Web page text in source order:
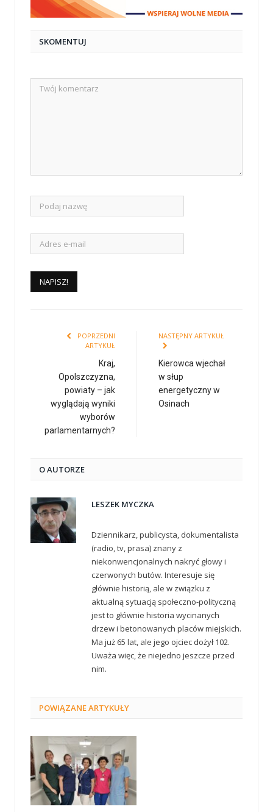
SKOMENTUJ
POPRZEDNI
ARTYKUŁ
Kraj,
Opolszczyzna,
powiaty – jak
wyglądają wyniki
wyborów
parlamentarnych?
NASTĘPNY ARTYKUŁ
Kierowca wjechał
w słup
energetyczny w
Osinach
O AUTORZE
LESZEK MYCZKA
Dziennikarz, publicysta, dokumentalista
(radio, tv, prasa) znany z
niekonwencjonalnych nakryć głowy i
czerwonych butów. Interesuje się
głównie historią, ale w związku z
aktualną sytuacją społeczno-polityczną
jest to głównie historia wycinanych
drzew i betonowanych placów miejskich.
Ma już 65 lat, ale jego ojciec dożył 102.
Uważa więc, że niejedno jeszcze przed
nim.
POWIĄZANEARTYKUŁY